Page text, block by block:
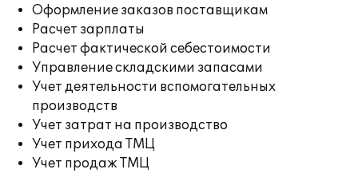
Оформление заказов поставщикам
Расчет зарплаты
Расчет фактической себестоимости
Управление складскими запасами
Учет деятельности вспомогательных
производств
Учет затрат на производство
Учет прихода ТМЦ
Учет продаж ТМЦ